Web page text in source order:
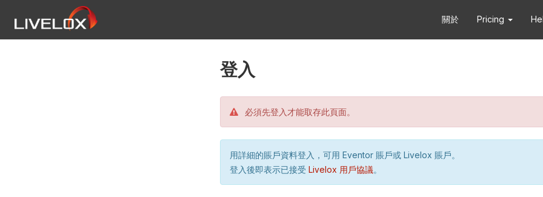
關於 Pricing
登入
必須先登入才能取存此頁面。
用詳細的賬戶資料登入，可用 Eventor 賬戶或 Livelox 賬戶。
登入後即表示已接受 Livelox 用戶協議。